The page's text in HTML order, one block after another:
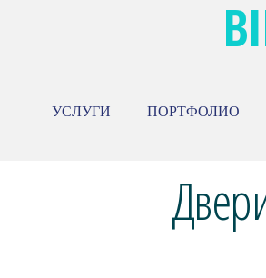
УСЛУГИ ПОРТФОЛИО